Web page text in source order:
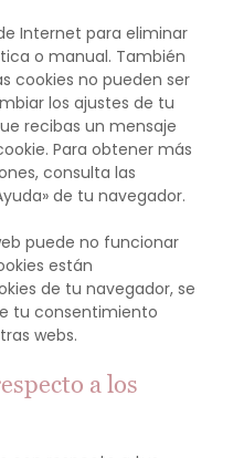
Internet para eliminar
o manual. También
cookies no pueden ser
los ajustes de tu
recibas un mensaje
Para obtener más
consulta las
de tu navegador.
puede no funcionar
están
de tu navegador, se
tu consentimiento
webs.
a los